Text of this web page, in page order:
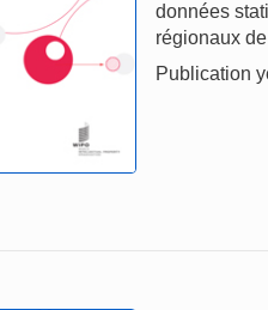
données
régionaux
Publication